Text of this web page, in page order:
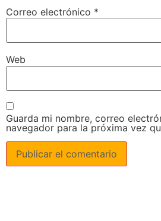
Correo electrónico *
Web
Guarda mi nombre, correo
navegador para la próxima vez